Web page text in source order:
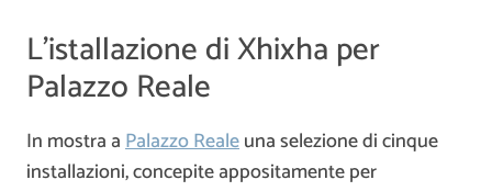
L’istallazione di Xhixha per
Palazzo Reale
In mostra aPalazzo Realeuna selezione di cinque
installazioni, concepite appositamente per